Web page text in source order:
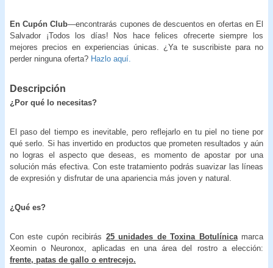
En Cupón Club—encontrarás cupones de descuentos en ofertas en El
Salvador ¡Todos los días! Nos hace felices ofrecerte siempre los
mejores precios en experiencias únicas. ¿Ya te suscribiste para no
perder ninguna oferta? Hazlo aquí.
Descripción
¿Por qué lo necesitas?
El paso del tiempo es inevitable, pero reflejarlo en tu piel no tiene por
qué serlo. Si has invertido en productos que prometen resultados y aún
no logras el aspecto que deseas, es momento de apostar por una
solución más efectiva. Con este tratamiento podrás suavizar las líneas
de expresión y disfrutar de una apariencia más joven y natural.
¿Qué es?
Con este cupón recibirás 25 unidades de Toxina Botulínica marca
Xeomin o Neuronox, aplicadas en una área del rostro a elección:
frente, patas de gallo o entrecejo.